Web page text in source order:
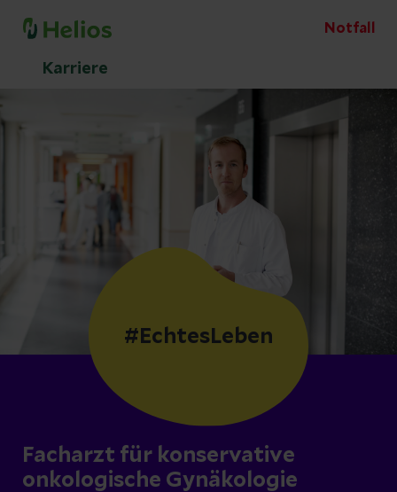
Notfall
Karriere
Facharzt für konservative
onkologische Gynäkologie
#EchtesLeben